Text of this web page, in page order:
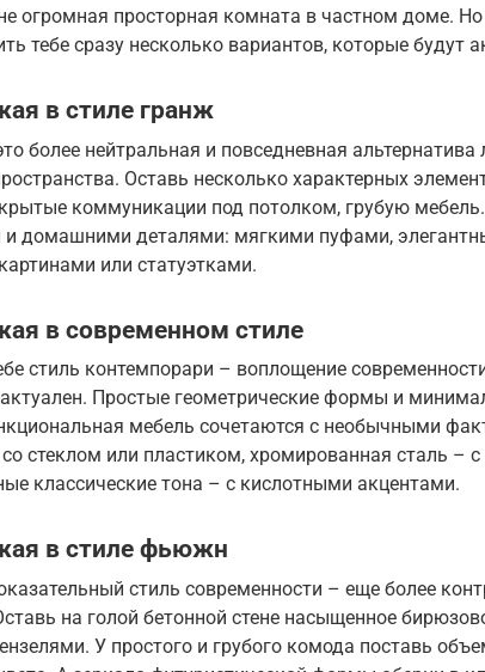
огромная просторная комната в частном доме.
тебе сразу несколько вариантов, которые будут
в стиле гранж
более нейтральная и повседневная
Оставь несколько характерных
коммуникации под потолком, грубую
домашними деталями: мягкими пуфами,
или статуэтками.
в современном стиле
стиль контемпорари – воплощение
актуален. Простые геометрические формы и
мебель сочетаются с необычными
стеклом или пластиком, хромированная сталь –
классические тона – с кислотными акцентами.
в стиле фьюжн
стиль современности – еще более
на голой бетонной стене насыщенное
У простого и грубого комода поставь